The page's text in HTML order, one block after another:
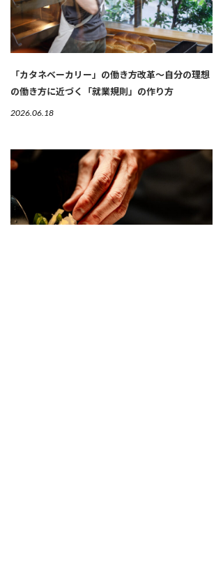
「カタネベーカリー」の働き方改革～自分の理想
の働き方に近づく「就業規則」の作り方
2026.06.18